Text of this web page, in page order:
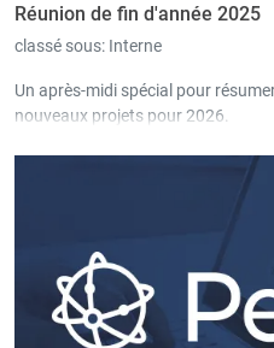
Réunion de fin d'année 2025
classé sous: Interne
Un après-midi spécial pour
nouveaux projets pour 2026.